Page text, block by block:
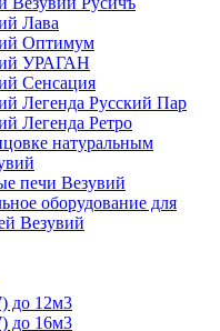
Лава
Оптимум
УРАГАН
Сенсация
Легенда Русский Пар
Легенда Ретро
натуральным
печи Везувий
оборудование для
Везувий
до 12м3
до 16м3